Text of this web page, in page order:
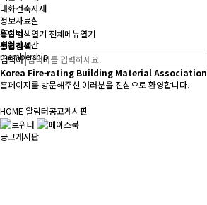
내화건축자재
정보자료실
알림터
회원사공간
membership
통합검색열기 전체메뉴열기
통합검색
검색어
Korea Fire-rating Building Material Association
홈페이지를 방문해주신 여러분을 진심으로 환영합니다.
HOME 알림터공고게시판
공고게시판